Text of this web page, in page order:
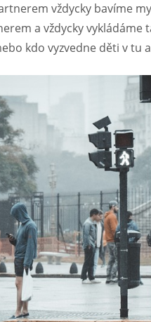
vždycky bavíme
a vždycky
kdo vyzvedne děti v tu